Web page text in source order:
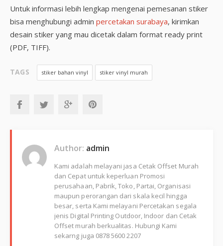
Untuk informasi lebih lengkap mengenai pemesanan stiker
bisa menghubungi admin percetakan surabaya, kirimkan
desain stiker yang mau dicetak dalam format ready print
(PDF, TIFF).
TAGS stiker bahan vinyl stiker vinyl murah
Author: admin
Kami adalah melayani jasa Cetak Offset Murah
dan Cepat untuk keperluan Promosi
perusahaan, Pabrik, Toko, Partai, Organisasi
maupun perorangan dari skala kecil hingga
besar, serta Kami melayani Percetakan segala
jenis Digital Printing Outdoor, Indoor dan Cetak
Offset murah berkualitas. Hubungi Kami
sekarng juga 0878 5600 2207